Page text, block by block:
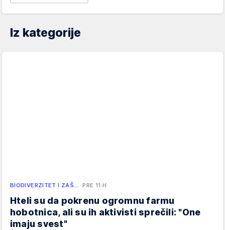
Iz kategorije
BIODIVERZITET I ZAŠ… PRE 11 H
Hteli su da pokrenu ogromnu farmu
hobotnica, ali su ih aktivisti sprečili: "One
imaju svest"